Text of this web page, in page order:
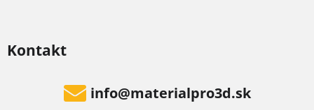
Kontakt
info@materialpro3d.sk